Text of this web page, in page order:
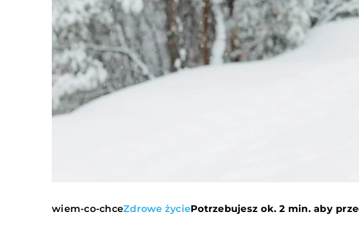
wiem-co-chceZdrowe życiePotrzebujesz ok. 2 min. aby